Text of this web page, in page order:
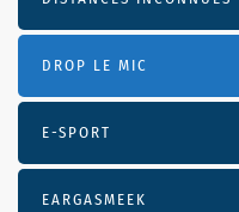
DROP LE MIC
E-SPORT
EARGASMEEK